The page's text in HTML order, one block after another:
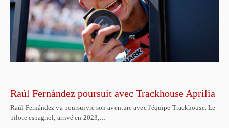
Raúl Fernández poursuit avec Trackhouse Aprilia
Raúl Fernández va poursuivre son aventure avec l'équipe Trackhouse. Le
pilote espagnol, arrivé en 2023,…